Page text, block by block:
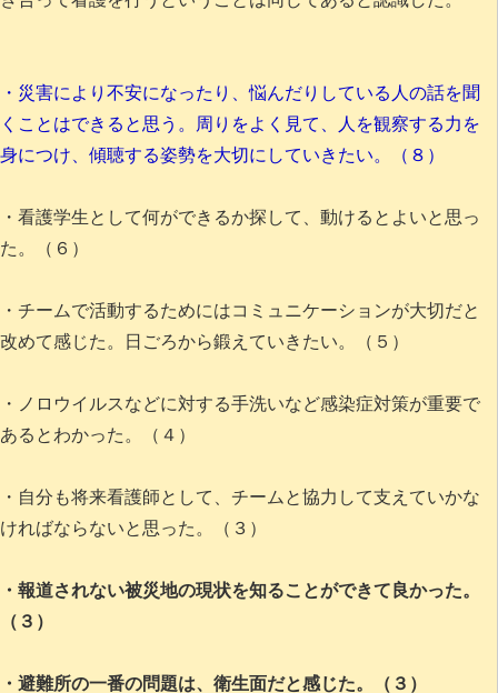
・災害により不安になったり、悩んだりしている人の話を聞
くことはできると思う。周りをよく見て、人を観察する力を
身につけ、傾聴する姿勢を大切にしていきたい。（８）
・看護学生として何ができるか探して、動けるとよいと思っ
た。（６）
・チームで活動するためにはコミュニケーションが大切だと
改めて感じた。日ごろから鍛えていきたい。（５）
・ノロウイルスなどに対する手洗いなど感染症対策が重要で
あるとわかった。（４）
・自分も将来看護師として、チームと協力して支えていかな
ければならないと思った。（３）
・報道されない被災地の現状を知ることができて良かった。
（３）
・避難所の一番の問題は、衛生面だと感じた。（３）